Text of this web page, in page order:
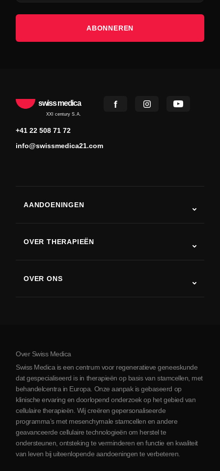
ABONNEREN
swiss medica
XXI century S.A.
+41 22 508 71 72
info@swissmedica21.com
AANDOENINGEN
Ziekte van Parkinson
Artritis
OVER THERAPIEËN
OVER ONS
Over Servië
Partnerschap
Contact opnemen
Over Swiss Medica
Swiss Medica is een centrum voor regeneratieve geneeskunde
dat gespecialiseerd is in therapieën op basis van stamcellen, met
behandelcentra in Europa. Onze aanpak is gebaseerd op
klinische ervaring en doorlopend onderzoek op het gebied van
cellulaire therapieën. Wij creëren gepersonaliseerde
programma’s met mesenchymale stamcellen en andere
geavanceerde cellulaire technologieën om herstel te
ondersteunen, ontsteking te verminderen en functie en kwaliteit
van leven bij uiteenlopende aandoeningen te verbeteren.